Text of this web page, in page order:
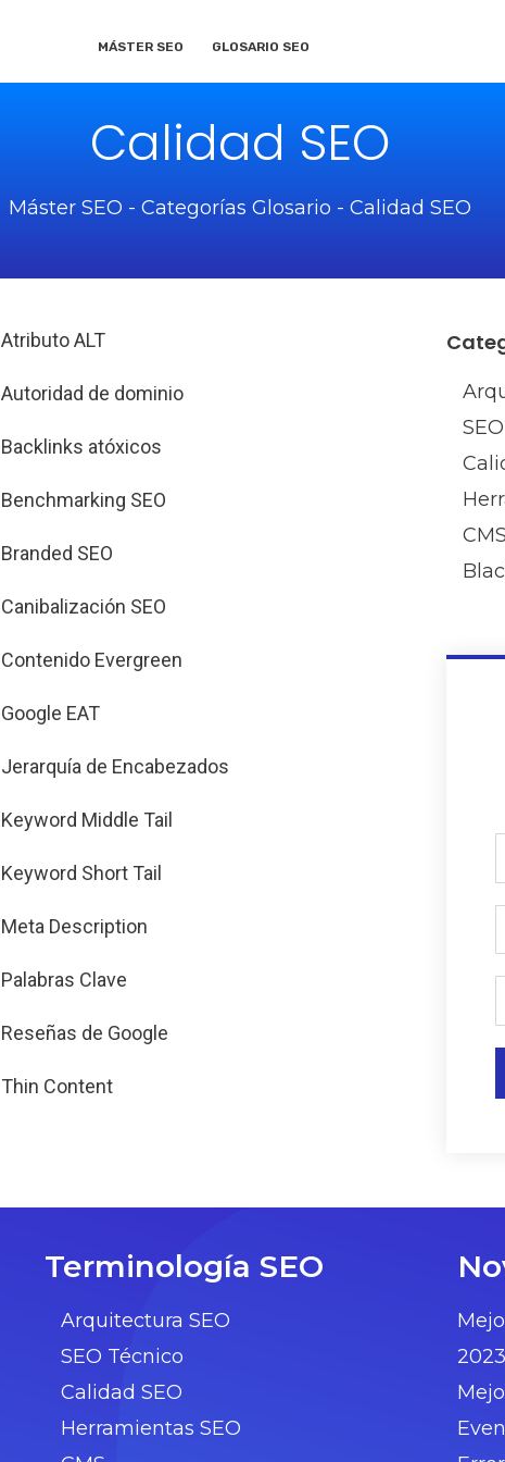
MÁSTER SEO GLOSARIO SEO
Calidad SEO
Máster SEO - Categorías Glosario - Calidad SEO
Atributo ALT
Autoridad de dominio
Backlinks atóxicos
Benchmarking SEO
Branded SEO
Canibalización SEO
Contenido Evergreen
Google EAT
Jerarquía de Encabezados
Keyword Middle Tail
Keyword Short Tail
Meta Description
Palabras Clave
Reseñas de Google
Thin Content
CMS
Terminología SEO
Arquitectura SEO
SEO Técnico
Calidad SEO
Herramientas SEO
2023